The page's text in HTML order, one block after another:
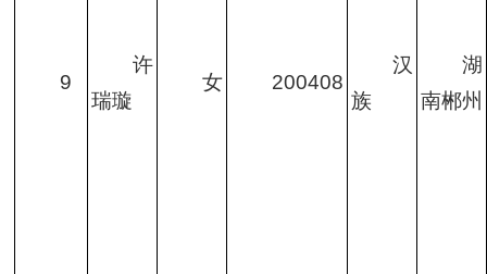
9
许
瑞璇
女 200408
汉
族
湖
南郴州